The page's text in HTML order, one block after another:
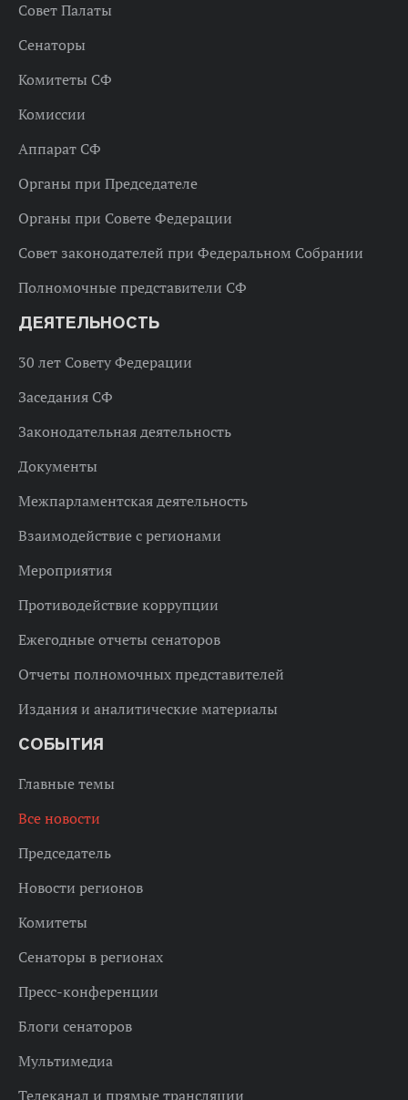
Совет Палаты
Сенаторы
Комитеты СФ
Комиссии
Аппарат СФ
Органы при Председателе
Органы при Совете Федерации
Совет законодателей при Федеральном Собрании
Полномочные представители СФ
ДЕЯТЕЛЬНОСТЬ
30 лет Совету Федерации
Заседания СФ
Законодательная деятельность
Документы
Межпарламентская деятельность
Взаимодействие с регионами
Мероприятия
Противодействие коррупции
Ежегодные отчеты сенаторов
Отчеты полномочных представителей
Издания и аналитические материалы
СОБЫТИЯ
Главные темы
Все новости
Председатель
Новости регионов
Комитеты
Сенаторы в регионах
Пресс-конференции
Блоги сенаторов
Мультимедиа
Телеканал и прямые трансляции